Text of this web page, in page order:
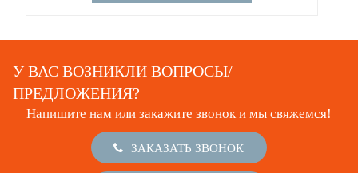
У ВАС ВОЗНИКЛИ ВОПРОСЫ/
ПРЕДЛОЖЕНИЯ?
Напишите нам или закажите звонок и мы свяжемся!
ЗАКАЗАТЬ ЗВОНОК